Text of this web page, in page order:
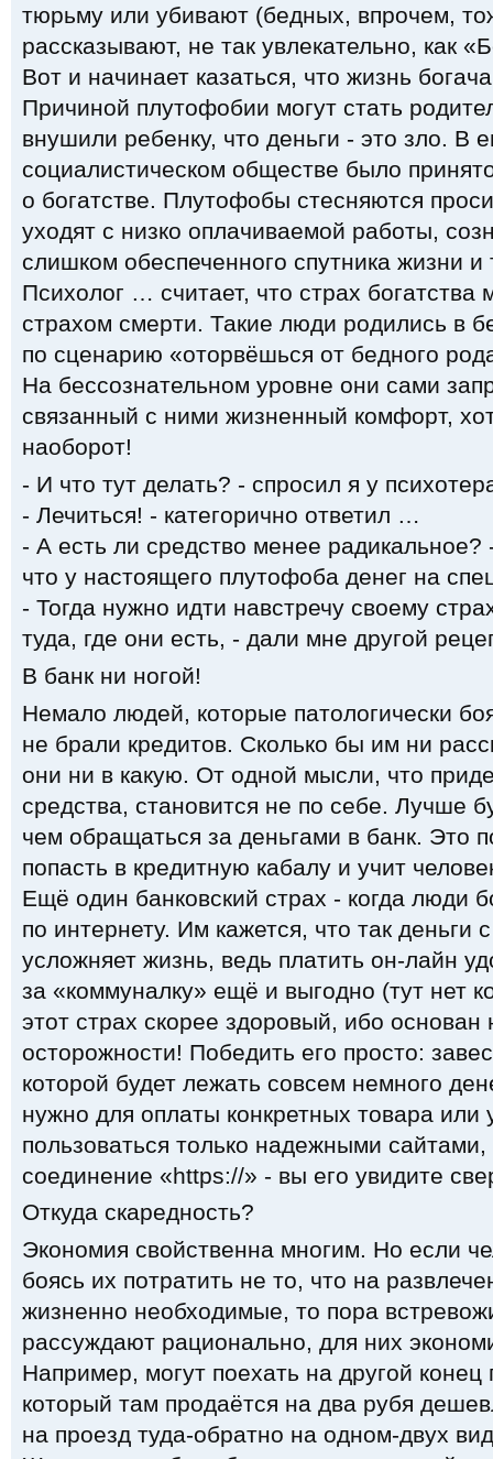
тюрьму или убивают (бедных, впрочем,
рассказывают, не так увлекательно, как
Вот и начинает казаться, что жизнь
Причиной плутофобии могут стать
внушили ребенку, что деньги - это зло. В
социалистическом обществе было
о богатстве. Плутофобы стесняются
уходят с низко оплачиваемой работы,
слишком обеспеченного спутника жизни и
Психолог … считает, что страх богатства
страхом смерти. Такие люди родились в
по сценарию «оторвёшься от бедного
На бессознательном уровне они сами
связанный с ними жизненный комфорт,
наоборот!
- И что тут делать? - спросил я у
- Лечиться! - категорично ответил …
- А есть ли средство менее радикальное?
что у настоящего плутофоба денег на
- Тогда нужно идти навстречу своему
туда, где они есть, - дали мне другой
В банк ни ногой!
Немало людей, которые патологически
не брали кредитов. Сколько бы им ни
они ни в какую. От одной мысли, что
средства, становится не по себе. Лучше
чем обращаться за деньгами в банк. Это
попасть в кредитную кабалу и учит
Ещё один банковский страх - когда люди
по интернету. Им кажется, что так деньги
усложняет жизнь, ведь платить он-лайн
за «коммуналку» ещё и выгодно (тут нет
этот страх скорее здоровый, ибо
осторожности! Победить его просто:
которой будет лежать совсем немного
нужно для оплаты конкретных товара или
пользоваться только надежными
соединение «https://» - вы его увидите
Откуда скаредность?
Экономия свойственна многим. Но если
боясь их потратить не то, что на
жизненно необходимые, то пора
рассуждают рационально, для них
Например, могут поехать на другой конец
который там продаётся на два рубя
на проезд туда-обратно на одном-двух